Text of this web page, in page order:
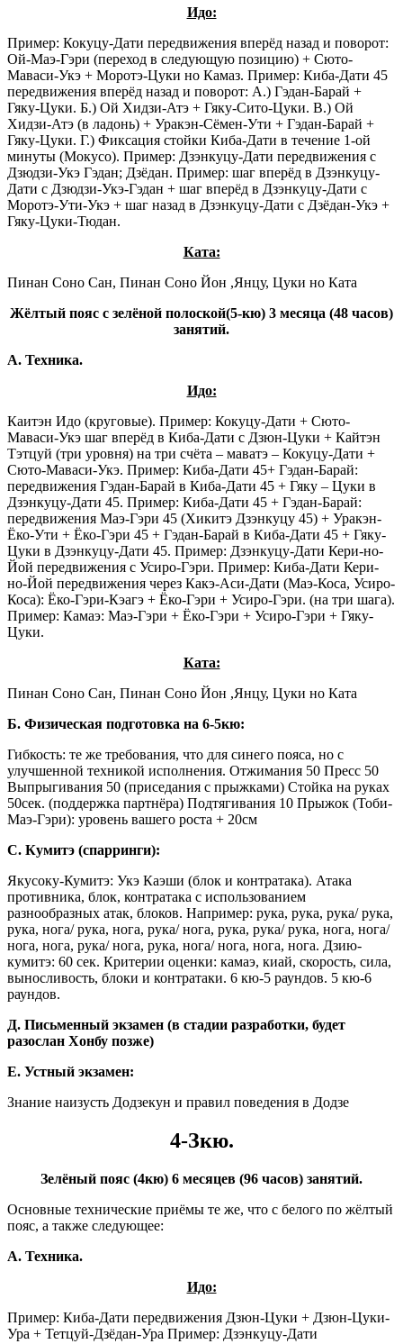
Идо:
Пример: Кокуцу-Дати передвижения вперёд назад и поворот:
Ой-Маэ-Гэри (переход в следующую позицию) + Сюто-
Маваси-Укэ + Моротэ-Цуки но Камаз. Пример: Киба-Дати 45
передвижения вперёд назад и поворот: А.) Гэдан-Барай +
Гяку-Цуки. Б.) Ой Хидзи-Атэ + Гяку-Сито-Цуки. В.) Ой
Хидзи-Атэ (в ладонь) + Уракэн-Сёмен-Ути + Гэдан-Барай +
Гяку-Цуки. Г.) Фиксация стойки Киба-Дати в течение 1-ой
минуты (Мокусо). Пример: Дзэнкуцу-Дати передвижения с
Дзюдзи-Укэ Гэдан; Дзёдан. Пример: шаг вперёд в Дзэнкуцу-
Дати с Дзюдзи-Укэ-Гэдан + шаг вперёд в Дзэнкуцу-Дати с
Моротэ-Ути-Укэ + шаг назад в Дзэнкуцу-Дати с Дзёдан-Укэ +
Гяку-Цуки-Тюдан.
Ката:
Пинан Соно Сан, Пинан Соно Йон ,Янцу, Цуки но Ката
Жёлтый пояс с зелёной полоской(5-кю) 3 месяца (48 часов)
занятий.
А. Техника.
Идо:
Каитэн Идо (круговые). Пример: Кокуцу-Дати + Сюто-
Маваси-Укэ шаг вперёд в Киба-Дати с Дзюн-Цуки + Кайтэн
Тэтцуй (три уровня) на три счёта – маватэ – Кокуцу-Дати +
Сюто-Маваси-Укэ. Пример: Киба-Дати 45+ Гэдан-Барай:
передвижения Гэдан-Барай в Киба-Дати 45 + Гяку – Цуки в
Дзэнкуцу-Дати 45. Пример: Киба-Дати 45 + Гэдан-Барай:
передвижения Маэ-Гэри 45 (Хикитэ Дзэнкуцу 45) + Уракэн-
Ёко-Ути + Ёко-Гэри 45 + Гэдан-Барай в Киба-Дати 45 + Гяку-
Цуки в Дзэнкуцу-Дати 45. Пример: Дзэнкуцу-Дати Кери-но-
Йой передвижения с Усиро-Гэри. Пример: Киба-Дати Кери-
но-Йой передвижения через Какэ-Аси-Дати (Маэ-Коса, Усиро-
Коса): Ёко-Гэри-Кэагэ + Ёко-Гэри + Усиро-Гэри. (на три шага).
Пример: Камаэ: Маэ-Гэри + Ёко-Гэри + Усиро-Гэри + Гяку-
Цуки.
Ката:
Пинан Соно Сан, Пинан Соно Йон ,Янцу, Цуки но Ката
Б. Физическая подготовка на 6-5кю:
Гибкость: те же требования, что для синего пояса, но с
улучшенной техникой исполнения. Отжимания 50 Пресс 50
Выпрыгивания 50 (приседания с прыжками) Стойка на руках
50сек. (поддержка партнёра) Подтягивания 10 Прыжок (Тоби-
Маэ-Гэри): уровень вашего роста + 20см
С. Кумитэ (спарринги):
Якусоку-Кумитэ: Укэ Каэши (блок и контратака). Атака
противника, блок, контратака с использованием
разнообразных атак, блоков. Например: рука, рука, рука/ рука,
рука, нога/ рука, нога, рука/ нога, рука, рука/ рука, нога, нога/
нога, нога, рука/ нога, рука, нога/ нога, нога, нога. Дзию-
кумитэ: 60 сек. Критерии оценки: камаэ, киай, скорость, сила,
выносливость, блоки и контратаки. 6 кю-5 раундов. 5 кю-6
раундов.
Д. Письменный экзамен (в стадии разработки, будет
разослан Хонбу позже)
Е. Устный экзамен:
Знание наизусть Додзекун и правил поведения в Додзе
4-Зкю.
Зелёный пояс (4кю) 6 месяцев (96 часов) занятий.
Основные технические приёмы те же, что с белого по жёлтый
пояс, а также следующее:
А. Техника.
Идо:
Пример: Киба-Дати передвижения Дзюн-Цуки + Дзюн-Цуки-
Ура + Тетцуй-Дзёдан-Ура Пример: Дзэнкуцу-Дати